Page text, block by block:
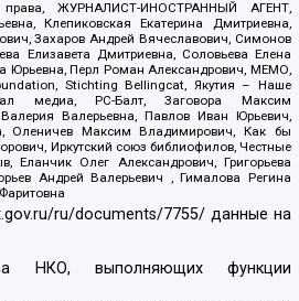
ЖУРНАЛИСТ-ИНОСТРАННЫЙ АГЕНТ,
Клепиковская Екатерина Дмитриевна,
Захаров Андрей Вячеславович, Симонов
Елизавета Дмитриевна, Соловьева Елена
Юрьевна, Перл Роман Александрович, МЕМО,
Stichting Bellingcat, Якутия – Наше
медиа, РС-Балт, Заговора Максим
Валерьевна, Павлов Иван Юрьевич,
Оленичев Максим Владимирович, Как бы
Иркутский союз библиофилов, Честные
Еланчик Олег Александрович, Григорьева
Андрей Валерьевич , Гималова Регина
ru/documents/7755/ данные на
НКО, выполняющих функции